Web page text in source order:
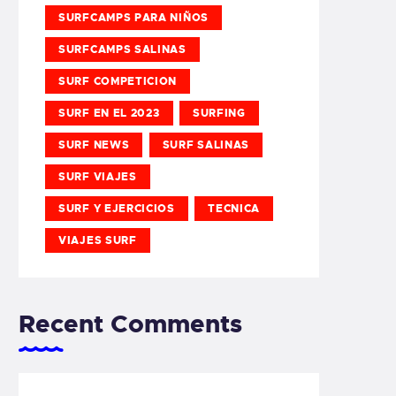
SURFCAMPS PARA NIÑOS
SURFCAMPS SALINAS
SURF COMPETICION
SURF EN EL 2023 SURFING
SURF NEWS SURF SALINAS
SURF VIAJES
SURF Y EJERCICIOS TECNICA
VIAJES SURF
Recent Comments